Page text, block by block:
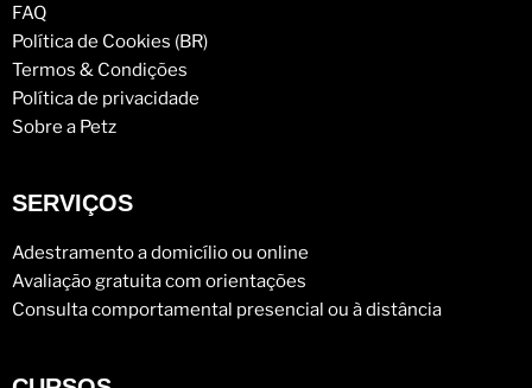
FAQ
Política de Cookies (BR)
Termos & Condições
Política de privacidade
Sobre a Petz
SERVIÇOS
Adestramento a domicílio ou online
Avaliação gratuita com orientações
Consulta comportamental presencial ou à distância